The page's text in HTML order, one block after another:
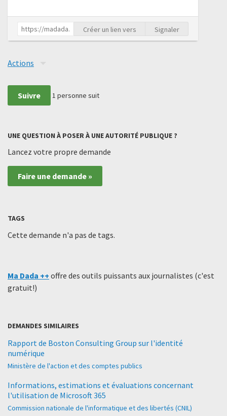
Créer un lien vers Signaler
Actions
Suivre 1 personne suit
UNE QUESTION À POSER À UNE AUTORITÉ PUBLIQUE ?
Lancez votre propre demande
Faire une demande »
TAGS
Cette demande n'a pas de tags.
Ma Dada ++ offre des outils puissants aux journalistes (c'est
gratuit!)
DEMANDES SIMILAIRES
Rapport de Boston Consulting Group sur l'identité
numérique
Ministère de l'action et des comptes publics
Informations, estimations et évaluations concernant
l'utilisation de Microsoft 365
Commission nationale de l'informatique et des libertés (CNIL)